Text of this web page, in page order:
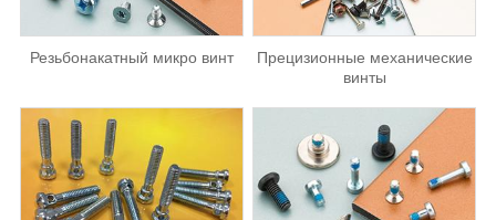
Резьбонакатный микро винт
Прецизионные механические
винты